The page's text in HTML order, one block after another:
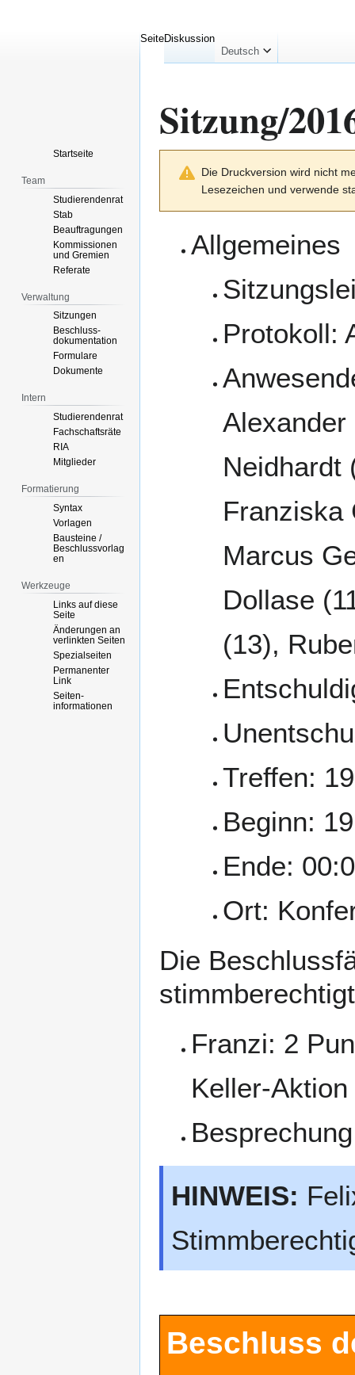
Sitzung/
Navigation
Suche
Die Druckversion wird nicht
Lesezeichen und verwende
Allgemeines
Protokoll:
Neidhardt
Franziska
Marcus
Dollase
(13),
Treffen:
Beginn:
Ende:
Ort:
Die
Franzi: 2
Keller-
HINWEIS:
Beschluss
SeiteDiskussion
Deutsch
Startseite
Team
Studierendenrat
Stab
Beauftragungen
Kommissionen
und Gremien
Referate
Verwaltung
Sitzungen
Beschluss-
dokumentation
Formulare
Dokumente
Intern
Studierendenrat
Fachschaftsräte
RIA
Mitglieder
Formatierung
Syntax
Vorlagen
Bausteine /
Beschlussvorlag
en
Werkzeuge
Links auf diese
Seite
Änderungen an
verlinkten Seiten
Spezialseiten
Permanenter
Link
Seiten­­
informationen